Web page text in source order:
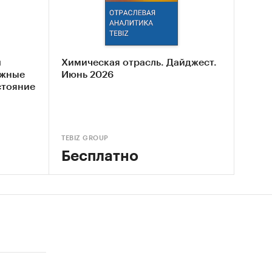
и
Химическая отрасль. Дайджест.
Июнь 2026
TEBIZ GROUP
Бесплатно